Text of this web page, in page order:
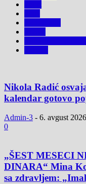
Nikola Radić
kalendar gotovo
Admin-3 - 6. avgust
0
„ŠEST MESECI
DINARA“ Mina
sa zdravljem: